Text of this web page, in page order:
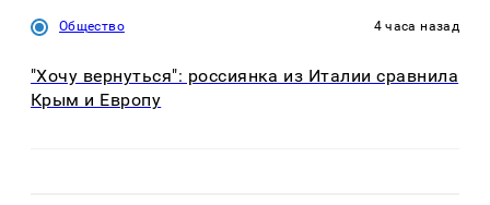
Общество 4 часа назад
"Хочу вернуться": россиянка из Италии сравнила
Крым и Европу